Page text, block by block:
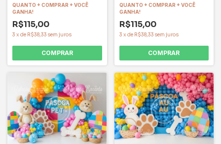
QUANTO + COMPRAR + VOCÊ
GANHA!
R$115,00
3 x de R$38,33 sem juros
COMPRAR
QUANTO + COMPRAR + VOCÊ
GANHA!
R$115,00
3 x de R$38,33 sem juros
COMPRAR